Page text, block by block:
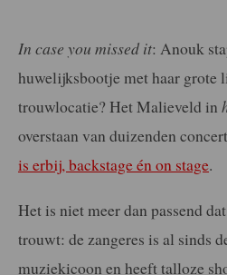
In case you missed it: Anouk
huwelijksbootje met haar grote
trouwlocatie? Het Malieveld in
overstaan van duizenden
is erbij, backstage én on stage.
Het is niet meer dan passend
trouwt: de zangeres is al sinds
muziekicoon en heeft talloze